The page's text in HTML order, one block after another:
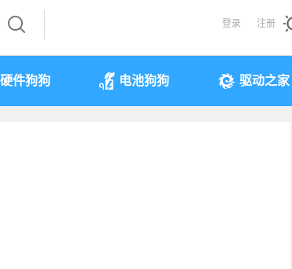
登录 注册
硬件狗狗 电池狗狗 驱动之家